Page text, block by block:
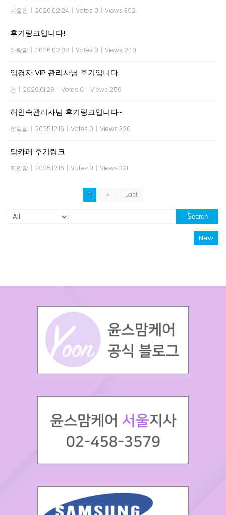
겨울맘 | 2026.02.24 | Votes 0 | Views 302
후기링크입니다!
아랑맘 | 2026.02.02 | Votes 0 | Views 240
임경자 VIP 관리사님 후기입니다.
건 | 2026.01.28 | Votes 0 | Views 256
허인숙관리사님 후기링크입니다~
설탕맘 | 2025.12.16 | Votes 0 | Views 320
맘카페 후기링크
지안맘 | 2025.12.16 | Votes 0 | Views 321
1 » Last
Search
New